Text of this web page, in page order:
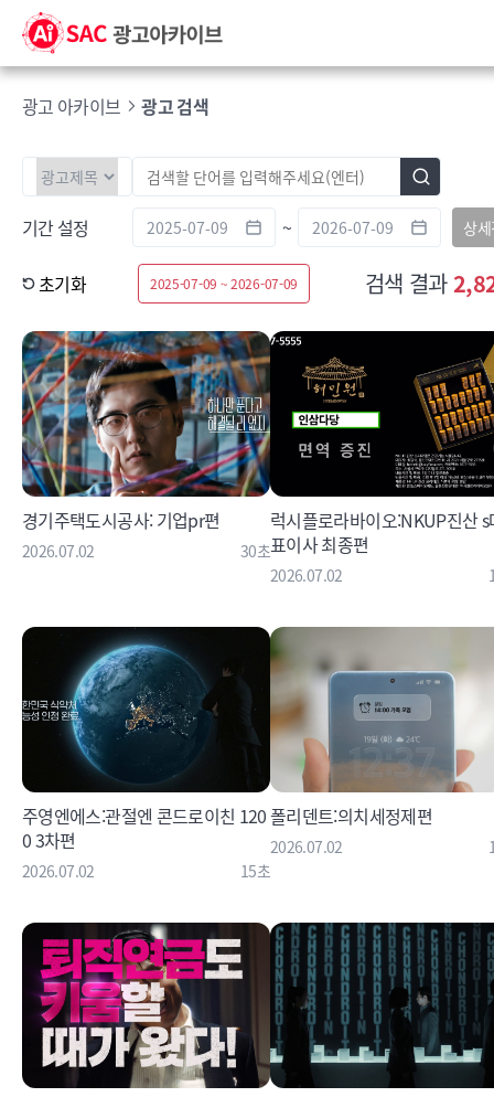
광고 아카이브 광고 검색
기간 설정 ~ 상
초기화 2025-07-09 ~ 2026-07-09 검색 결과
경기주택도시공사: 기업pr편
2026.07.02 30초
럭시플로라바이오:NKUP진산 s
표이사 최종편
2026.07.02
주영엔에스:관절엔 콘드로이친 120
0 3차편
2026.07.02 15초
폴리덴트:의치세정제편
2026.07.02